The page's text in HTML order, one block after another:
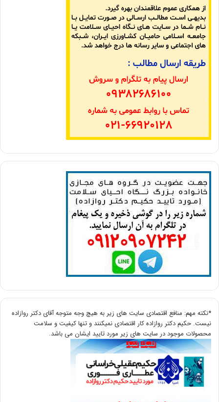
*نکته مهم: منافع اقتصادی سایت های زیر به هیچ وجه متوجه آقای دکتر روازاده
نیست. حکیم دکتر روازاده کار اقتصادی نمیکنند و تنها کیفیت و سلامت
محصولات موجود در سایت های زیر مورد تایید ایشان می باشد.